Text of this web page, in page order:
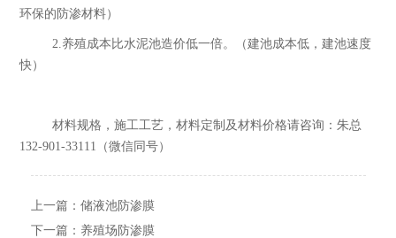
环保的防渗材料）
2.养殖成本比水泥池造价低一倍。（建池成本低，建池速度
快）
材料规格，施工工艺，材料定制及材料价格请咨询：朱总
132-901-33111（微信同号）
上一篇： 储液池防渗膜
下一篇： 养殖场防渗膜